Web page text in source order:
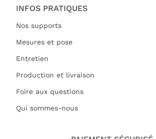
INFOS PRATIQUES
Nos supports
Mesures et pose
Entretien
Production et livraison
Foire aux questions
Qui sommes-nous